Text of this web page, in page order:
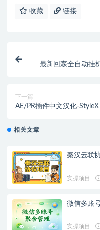
收藏 链接
最新回森全自动挂
下一篇
AE/PR插件中文汉化-
相关文章
秦汉云联
实操项目
微信多账
实操项目